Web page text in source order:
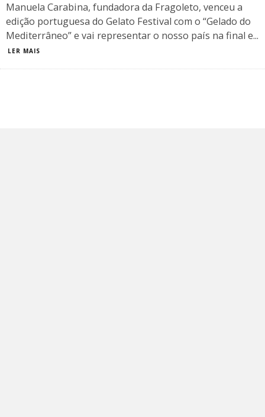
Manuela Carabina, fundadora da Fragoleto, venceu a
edição portuguesa do Gelato Festival com o “Gelado do
Mediterrâneo” e vai representar o nosso país na final e...
LER MAIS